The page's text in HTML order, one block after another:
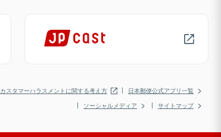
カスタマーハラスメントに関する考え方
日本郵便公式アプリ一覧
ソーシャルメディア
サイトマップ